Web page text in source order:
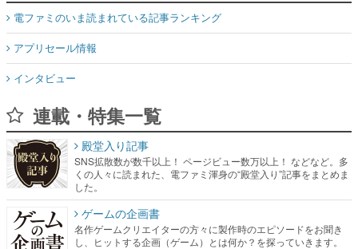
電ファミのいま読まれている記事ランキング
アプリセール情報
インタビュー
連載・特集一覧
殿堂入り記事
SNS拡散数が数千以上！ ページビュー数万以上！ などなど。多
くの人々に読まれた、電ファミ渾身の“殿堂入り”記事をまとめま
した。
ゲームの企画書
名作ゲームクリエイターの方々に製作時のエピソードをお聞き
し、ヒットする企画（ゲーム）とは何か？を探っていきます。